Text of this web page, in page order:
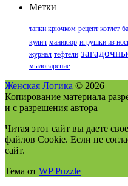
Метки
тапки крючком рецепт котлет
кулич маникюр игрушки из
журнал тефтели
мыловарение
Женская Логика © 2026
Копирование материала
и с разрешения автора
Читая этот сайт вы даете
файлов Cookie. Если не
сайт.
Тема от WP Puzzle